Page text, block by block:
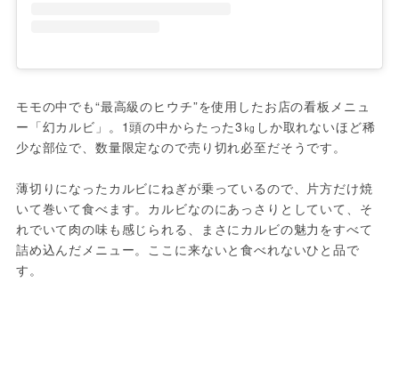
モモの中でも“最高級のヒウチ”を使用したお店の看板メニュ
ー「幻カルビ」。1頭の中からたった3㎏しか取れないほど稀
少な部位で、数量限定なので売り切れ必至だそうです。
薄切りになったカルビにねぎが乗っているので、片方だけ焼
いて巻いて食べます。カルビなのにあっさりとしていて、そ
れでいて肉の味も感じられる、まさにカルビの魅力をすべて
詰め込んだメニュー。ここに来ないと食べれないひと品で
す。